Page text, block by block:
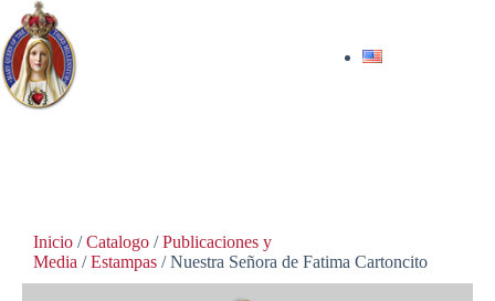
Inicio /Catalogo /Publicaciones y
Media /Estampas / Nuestra Señora de Fatima Cartoncito